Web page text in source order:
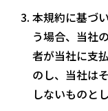
本規約に基づ
う場合、当社
者が当社に支
のし、当社は
しないものとし